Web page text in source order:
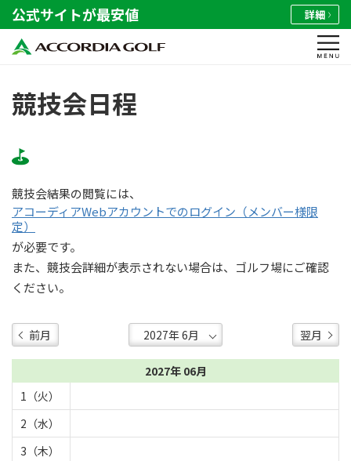
公式サイトが最安値 詳細
競技会日程
競技会結果の閲覧には、
アコーディアWebアカウントでのログイン（メンバー様限
定）
が必要です。
また、競技会詳細が表示されない場合は、ゴルフ場にご確認
ください。
前月 翌月
2027年 06月
1（火）
2（水）
3（木）